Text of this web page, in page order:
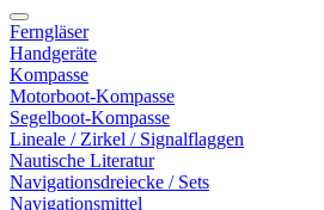
Ferngläser
Handgeräte
Kompasse
Motorboot-Kompasse
Segelboot-Kompasse
Lineale / Zirkel / Signalflaggen
Nautische Literatur
Navigationsdreiecke / Sets
Navigationsmittel